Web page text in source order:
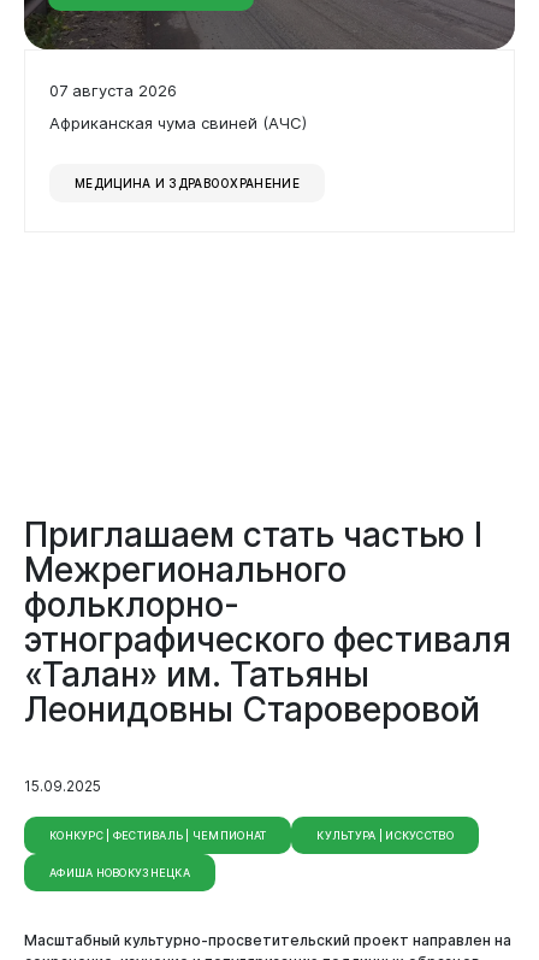
07 августа 2026
Африканская чума свиней (АЧС)
МЕДИЦИНА И ЗДРАВООХРАНЕНИЕ
Приглашаем стать частью I
Межрегионального
фольклорно-
этнографического фестиваля
«Талан» им. Татьяны
Леонидовны Староверовой
15.09.2025
КОНКУРС | ФЕСТИВАЛЬ | ЧЕМПИОНАТ КУЛЬТУРА | ИСКУССТВО
АФИША НОВОКУЗНЕЦКА
Масштабный культурно-просветительский проект направлен на